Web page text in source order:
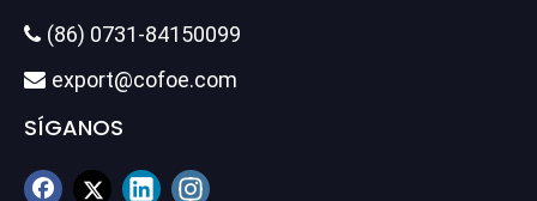
 (86) 0731-84150099
 export@cofoe.com
SÍGANOS